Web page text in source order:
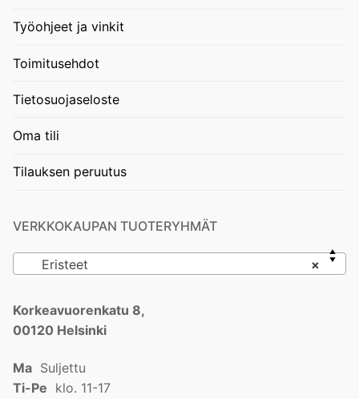
Työohjeet ja vinkit
Toimitusehdot
Tietosuojaseloste
Oma tili
Tilauksen peruutus
VERKKOKAUPAN TUOTERYHMÄT
×
Eristeet
Korkeavuorenkatu 8,
00120 Helsinki
Ma Suljettu
Ti-Pe klo. 11-17